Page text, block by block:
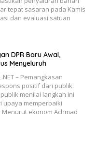
tepat sasaran pada Kamis
dan evaluasi satuan
DPR Baru Awal,
Menyeluruh
– Pemangkasan
positif dari publik.
menilai langkah ini
upaya memperbaiki
ekonom Achmad